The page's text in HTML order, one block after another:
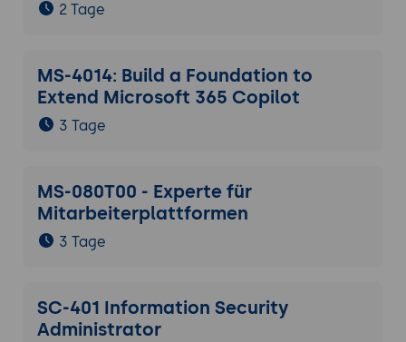
2 Tage
MS-4014: Build a Foundation to
Extend Microsoft 365 Copilot
3 Tage
MS-080T00 - Experte für
Mitarbeiterplattformen
3 Tage
SC-401 Information Security
Administrator